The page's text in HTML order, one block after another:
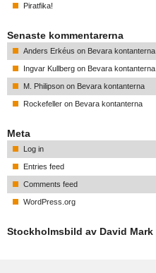
Piratfika!
Senaste kommentarerna
Anders Erkéus on Bevara kontanterna
Ingvar Kullberg on Bevara kontanterna
M. Philipson on Bevara kontanterna
Rockefeller on Bevara kontanterna
Meta
Log in
Entries feed
Comments feed
WordPress.org
Stockholmsbild av David Mark